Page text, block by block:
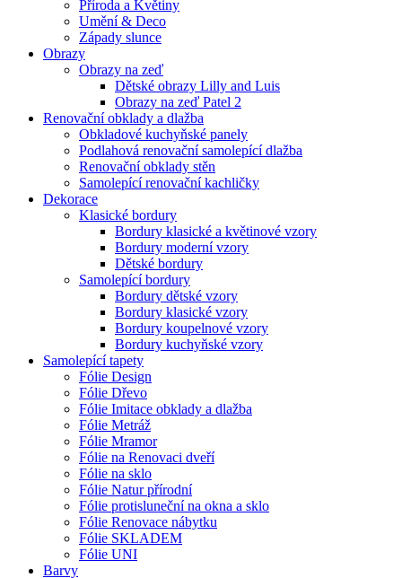
Příroda a Květiny
Umění & Deco
Západy slunce
Obrazy
Obrazy na zeď
Dětské obrazy Lilly and Luis
Obrazy na zeď Patel 2
Renovační obklady a dlažba
Obkladové kuchyňské panely
Podlahová renovační samolepící dlažba
Renovační obklady stěn
Samolepící renovační kachličky
Dekorace
Klasické bordury
Bordury klasické a květinové vzory
Bordury moderní vzory
Dětské bordury
Samolepící bordury
Bordury dětské vzory
Bordury klasické vzory
Bordury koupelnové vzory
Bordury kuchyňské vzory
Samolepící tapety
Fólie Design
Fólie Dřevo
Fólie Imitace obklady a dlažba
Fólie Metráž
Fólie Mramor
Fólie na Renovaci dveří
Fólie na sklo
Fólie Natur přírodní
Fólie protisluneční na okna a sklo
Fólie Renovace nábytku
Fólie SKLADEM
Fólie UNI
Barvy